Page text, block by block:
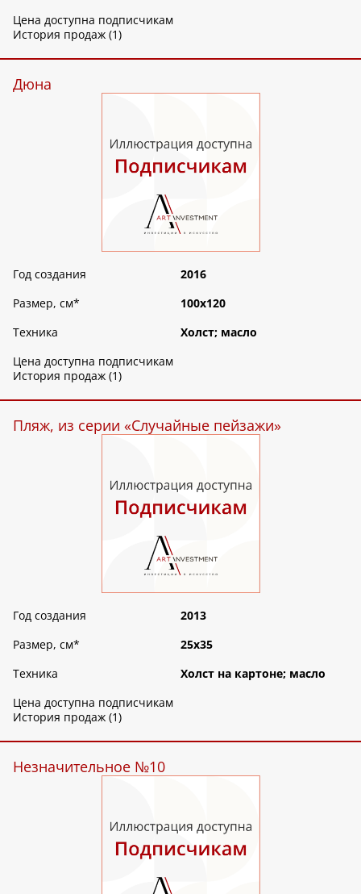
Цена доступна подписчикам
История продаж (1)
Дюна
Год создания
2016
Размер, см*
100х120
Техника
Холст; масло
Цена доступна подписчикам
История продаж (1)
Пляж, из серии «Случайные пейзажи»
Год создания
2013
Размер, см*
25х35
Техника
Холст на картоне; масло
Цена доступна подписчикам
История продаж (1)
Незначительное №10